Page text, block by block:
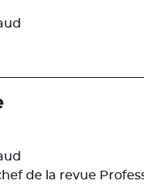
de la revue